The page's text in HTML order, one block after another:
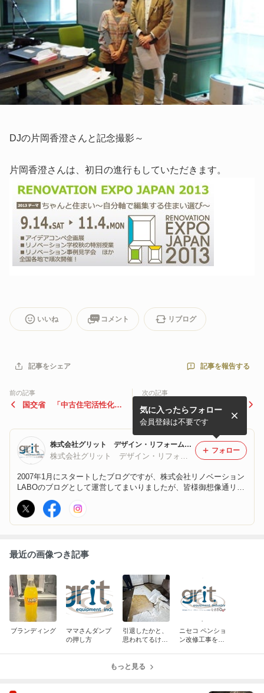
DJの片岡香澄さんと記念撮影～
片岡香澄さんは、初日の進行もしていただきます。
いいね コメント リブログ
記事をシェア 記事を報告する
前の記事
国交省 「中古住宅活性化ラ
次の記事
【緊急告知】10月5日（土曜
日） 突発的ゲリラシンポジ
ウム 開催決定！！！
株式会社グリット デザイン・リフォーム・広報部 リノベーションLABO
2007年1月にスタートしたブログですが、株式会社リノベーション
LABOのブログとして運営してまいりましたが、皆様御想像通リ妙
齢となり、もともと商売には向いてないこともあり、株式会社グリ
ットのデザイン・リフォーム・広報部を務める事となりました。
気に入ったらフォロー
会員登録は不要です
フォロー
最近の画像つき記事
ブランディング
ママさんダンプ
の押し方
引退したかと、
思われてるけ
ニセコ ペンショ
ン改修工事を最
もっと見る